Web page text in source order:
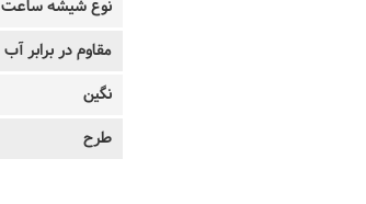
نوع شیشه ساعت
مقاوم در برابر آب
نگین
طرح